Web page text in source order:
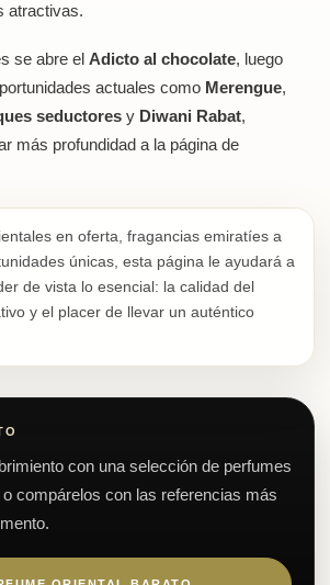
atractivas.
se abre el Adicto al chocolate, luego
actuales como Merengue,
seductores y Diwani Rabat,
más profundidad a la página de
en oferta, fragancias emiratíes a
únicas, esta página le ayudará a
de vista lo esencial: la calidad del
y el placer de llevar un auténtico
con una selección de perfumes
o compárelos con las referencias más